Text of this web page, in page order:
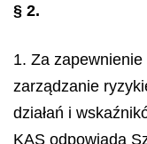
§ 2.
1. Za
zarządzanie
działań i
KAS odpowiada